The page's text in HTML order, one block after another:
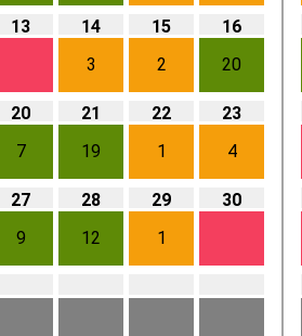
13
14
3
15
2
16
20
20
7
21
19
22
1
23
4
27
9
28
12
29
1
30